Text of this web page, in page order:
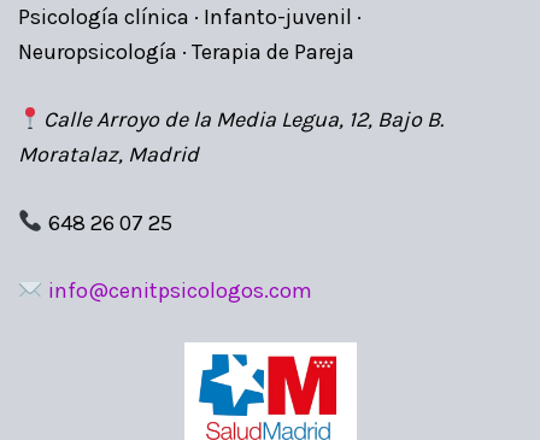
Psicología clínica · Infanto-juvenil ·
Neuropsicología · Terapia de Pareja
Calle Arroyo de la Media Legua, 12, Bajo B.
Moratalaz, Madrid
648 26 07 25
info@cenitpsicologos.com